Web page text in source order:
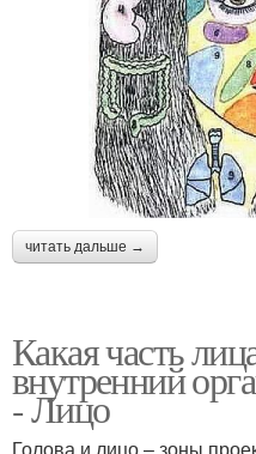
читать дальше →
Какая часть
внутренний
- Лицо
Голова и лицо – зоны